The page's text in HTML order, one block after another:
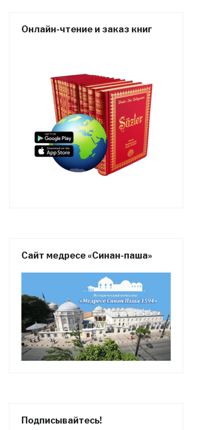
Онлайн-чтение и заказ книг
Сайт медресе «Синан-паша»
Подписывайтесь!